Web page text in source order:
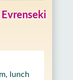
lunch